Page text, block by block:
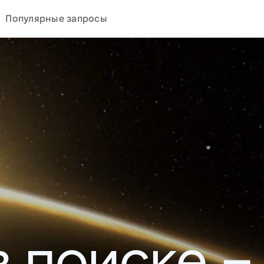
Популярные запросы